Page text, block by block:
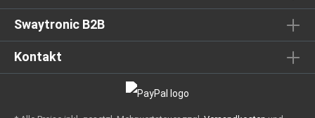
Swaytronic B2B
Kontakt